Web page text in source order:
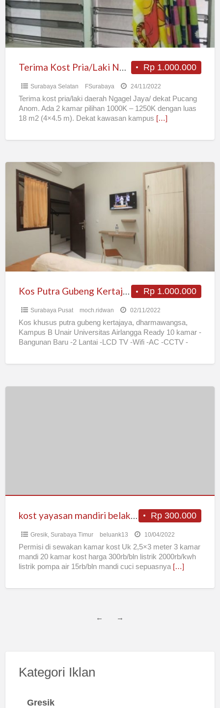
Selatan
gang
3
Surabaya
Rp 1.000.000
Terima Kost Pria/Laki Ngagel Jaya Selatan gang 3 Surabaya
Surabaya Selatan FSurabaya 24/11/2022
Terima kost pria/laki daerah Ngagel Jaya/ dekat Pucang
Anom. Ada 2 kamar pilihan 1000K – 1250K dengan luas
18 m2 (4×4.5 m). Dekat kawasan kampus […]
Kos
Putra
Kertajaya
Kampus
Unair
Rp 1.000.000
Kos Putra Gubeng Kertajaya Kampus Unair
Surabaya Pusat moch.ridwan 02/11/2022
Kos khusus putra gubeng kertajaya, dharmawangsa,
Kampus B Unair Universitas Airlangga Ready 10 kamar -
Bangunan Baru -2 Lantai -LCD TV -Wifi -AC -CCTV -
Rp 300.000
kost yayasan mandiri belakang rungkut industri
Gresik, Surabaya Timur beluank13 10/04/2022
Permisi di sewakan kamar kost Uk 2,5×3 meter 3 kamar
mandi 20 kamar kost harga 300rb/bln listrik 2000rb/kwh
listrik pompa air 15rb/bln mandi cuci sepuasnya […]
← →
Kategori Iklan
Gresik